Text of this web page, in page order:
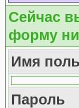
Сейчас
форму
Имя
Пароль